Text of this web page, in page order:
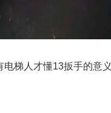
电梯人才懂13扳手的意义